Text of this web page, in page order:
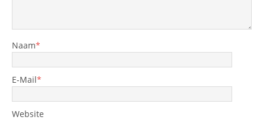
Naam*
E-Mail*
Website